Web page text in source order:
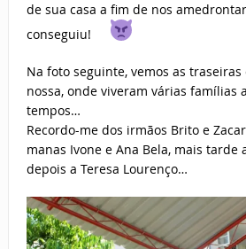
de sua casa a fim de nos
conseguiu!
Na foto seguinte, vemos as
nossa, onde viveram várias famílias
tempos…
Recordo-me dos irmãos Brito e
manas Ivone e Ana Bela, mais tarde
depois a Teresa Lourenço…